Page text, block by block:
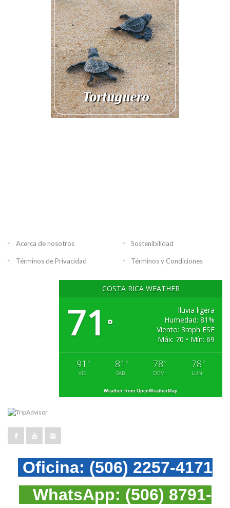
Acerca de nosotros Sostenibilidad
Términos de Privacidad Términos y Condiciones
COSTA RICA WEATHER
71 °
lluvia ligera
Humedad: 81%
Viento: 3mph ESE
Máx: 70 • Mín: 69
91 °
VIE
81 °
SAB
78 °
DOM
78 °
LUN
Weather from OpenWeatherMap
Oficina: (506) 2257-4171
WhatsApp: (506) 8791-